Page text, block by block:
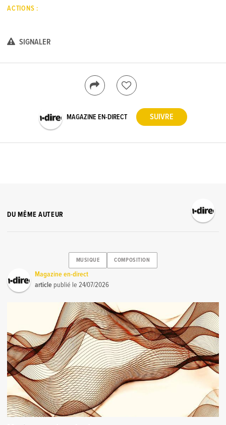
ACTIONS :
SIGNALER
MAGAZINE EN-DIRECT
DU MÊME AUTEUR
MUSIQUE COMPOSITION
Magazine en-direct
article publié le24/07/2026